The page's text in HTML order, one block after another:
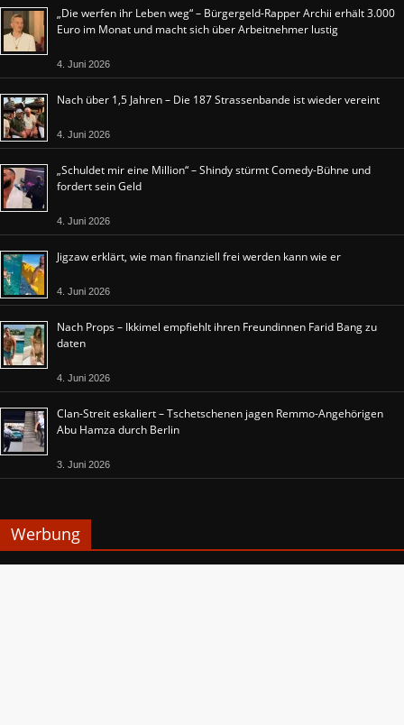
„Die werfen ihr Leben weg“ – Bürgergeld-Rapper Archii erhält 3.000
Euro im Monat und macht sich über Arbeitnehmer lustig
4. Juni 2026
Nach über 1,5 Jahren – Die 187 Strassenbande ist wieder vereint
4. Juni 2026
„Schuldet mir eine Million“ – Shindy stürmt Comedy-Bühne und
fordert sein Geld
4. Juni 2026
Jigzaw erklärt, wie man finanziell frei werden kann wie er
4. Juni 2026
Nach Props – Ikkimel empfiehlt ihren Freundinnen Farid Bang zu
daten
4. Juni 2026
Clan-Streit eskaliert – Tschetschenen jagen Remmo-Angehörigen
Abu Hamza durch Berlin
3. Juni 2026
Werbung